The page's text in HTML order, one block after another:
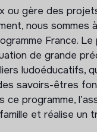
ou gère des
nous sommes
France.
de grande
ludoéducatifs,
savoirs-êtres
programme,
et réalise un